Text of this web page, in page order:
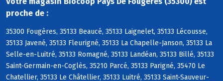
proche de :
35300 Fougères, 35133 Beaucé, 35133 Laignelet, 35133 Lécousse,
35133 Javené, 35133 Fleurigné, 35133 La Chapelle-Janson, 35133 La
Selle-en-Luitré, 35133 Romagné, 35133 Landéan, 35133 Billé, 35133
Saint-Germain-en-Coglès, 35210 Parcé, 35133 Parigné, 35470 Le
Chatellier, 35133 Le Châtellier, 35133 Luitré, 35133 Saint-Sauveur-